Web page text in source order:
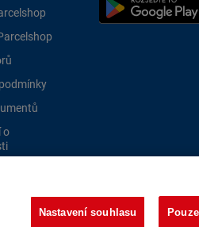
o
Nastavení souhlasu